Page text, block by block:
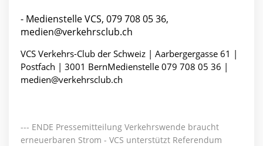
- Medienstelle VCS, 079 708 05 36,
medien@verkehrsclub.ch
VCS Verkehrs-Club der Schweiz | Aarbergergasse 61 |
Postfach | 3001 BernMedienstelle 079 708 05 36 |
medien@verkehrsclub.ch
--- ENDE Pressemitteilung Verkehrswende braucht
erneuerbaren Strom - VCS unterstützt Referendum